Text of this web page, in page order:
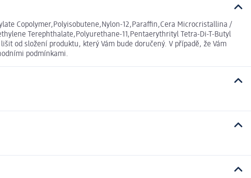
Copolymer,Polyisobutene,Nylon-12,Paraffin,Cera Microcristallina /
Terephthalate,Polyurethane-11,Pentaerythrityl Tetra-Di-T-Butyl
od složení produktu, který Vám bude doručený. V případě, že Vám
podmínkami.